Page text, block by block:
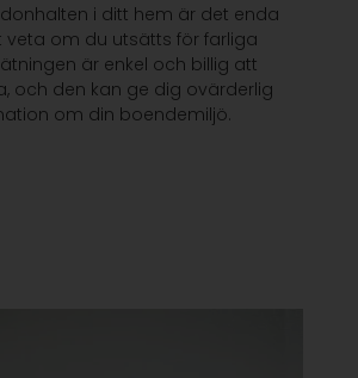
i ditt hem är det enda
veta om du utsätts för farliga
är enkel och billig att
och den kan ge dig ovärderlig
om din boendemiljö.